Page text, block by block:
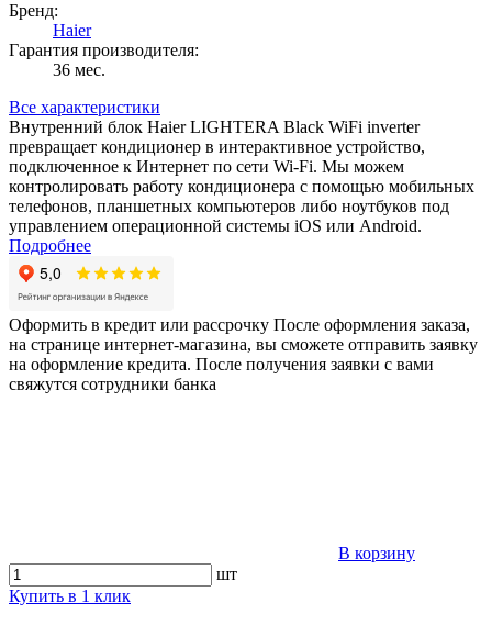
Бренд:
Haier
Гарантия производителя:
36 мес.
Все характеристики
Внутренний блок Haier LIGHTERA Black WiFi inverter
превращает кондиционер в интерактивное устройство,
подключенное к Интернет по сети Wi-Fi. Мы можем
контролировать работу кондиционера с помощью мобильных
телефонов, планшетных компьютеров либо ноутбуков под
управлением операционной системы iOS или Android.
Подробнее
Оформить в кредит или рассрочку После оформления заказа,
на странице интернет-магазина, вы сможете отправить заявку
на оформление кредита. После получения заявки с вами
свяжутся сотрудники банка
В корзину
шт
Купить в 1 клик